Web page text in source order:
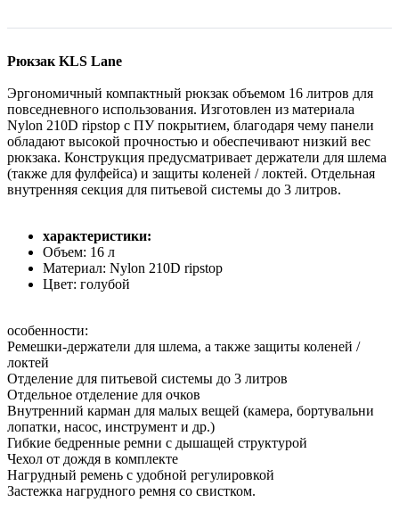
Рюкзак KLS Lane
Эргономичный компактный рюкзак объемом 16 литров для
повседневного использования. Изготовлен из материала
Nylon 210D ripstop с ПУ покрытием, благодаря чему панели
обладают высокой прочностью и обеспечивают низкий вес
рюкзака. Конструкция предусматривает держатели для шлема
(также для фулфейса) и защиты коленей / локтей. Отдельная
внутренняя секция для питьевой системы до 3 литров.
характеристики:
Объем: 16 л
Материал: Nylon 210D ripstop
Цвет: голубой
особенности:
Ремешки-держатели для шлема, а также защиты коленей /
локтей
Отделение для питьевой системы до 3 литров
Отдельное отделение для очков
Внутренний карман для малых вещей (камера, бортувальни
лопатки, насос, инструмент и др.)
Гибкие бедренные ремни с дышащей структурой
Чехол от дождя в комплекте
Нагрудный ремень с удобной регулировкой
Застежка нагрудного ремня со свистком.